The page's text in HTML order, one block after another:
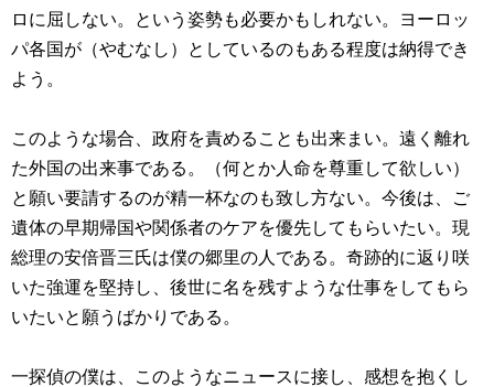
ロに屈しない。という姿勢も必要かもしれない。ヨーロッ
パ各国が（やむなし）としているのもある程度は納得でき
よう。
このような場合、政府を責めることも出来まい。遠く離れ
た外国の出来事である。（何とか人命を尊重して欲しい）
と願い要請するのが精一杯なのも致し方ない。今後は、ご
遺体の早期帰国や関係者のケアを優先してもらいたい。現
総理の安倍晋三氏は僕の郷里の人である。奇跡的に返り咲
いた強運を堅持し、後世に名を残すような仕事をしてもら
いたいと願うばかりである。
一探偵の僕は、このようなニュースに接し、感想を抱くし